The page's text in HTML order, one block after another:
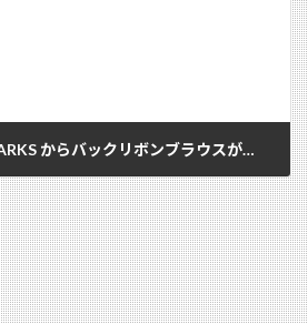
SHORT CUT FOR MARKS からバックリボンブラウスが入荷☆